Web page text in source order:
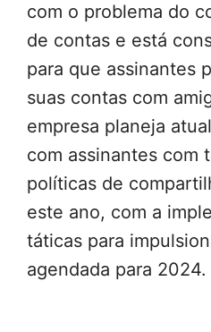
com o problema do
de contas e está
para que assinantes
suas contas com
empresa planeja
com assinantes com
políticas de
este ano, com a
táticas para
agendada para 2024.